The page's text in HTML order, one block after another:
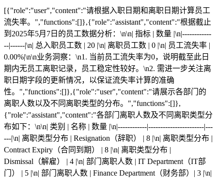
[{"role":"user","content":"请根据入职日期和离职日期计算员工
流失率。","functions":[]},{"role":"assistant","content":"根据截止
到2025年5月7日的员工数据分析：\n\n| 指标 | 数量 |\n|------------
--|------|\n| 总入职员工数 | 20 |\n| 离职员工数 | 0 |\n| 员工流失率 |
0.00%|\n\n业务洞察：\n1. 当前员工流失率为0，说明截至此日
期内无员工离职记录，员工稳定性较好。\n2. 需进一步关注离
职日期字段的更新情况，以保证流失率计算的准确
性。","functions":[]},{"role":"user","content":"请展示各部门的
离职人数以及不同离职类型的分布。","functions":[]},
{"role":"assistant","content":"各部门离职人数及不同离职类型分
布如下：\n\n| 类别 | 名称 | 数量 |\n|------------|-----------------------|---
---|\n| 离职类型分布 | Resignation（辞职） | 8 |\n| 离职类型分布 |
Contract Expiry（合同到期） | 8 |\n| 离职类型分布 |
Dismissal（解雇） | 4 |\n| 部门离职人数 | IT Department（IT部
门） | 5 |\n| 部门离职人数 | Finance Department（财务部）| 3 |\n|